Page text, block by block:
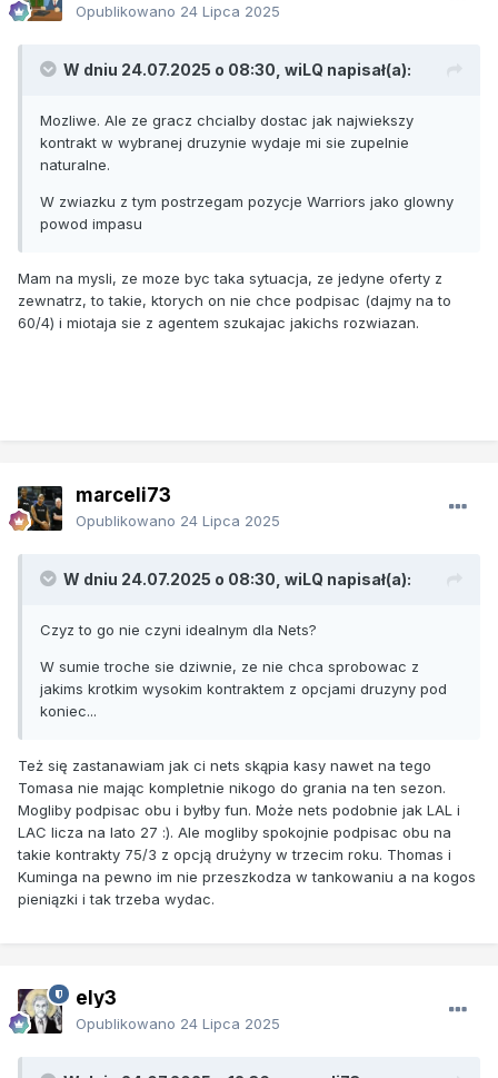
Opublikowano 24 Lipca 2025
W dniu 24.07.2025 o 08:30, wiLQ napisał(a):
Mozliwe. Ale ze gracz chcialby dostac jak najwiekszy
kontrakt w wybranej druzynie wydaje mi sie zupelnie
naturalne.
W zwiazku z tym postrzegam pozycje Warriors jako glowny
powod impasu
Mam na mysli, ze moze byc taka sytuacja, ze jedyne oferty z
zewnatrz, to takie, ktorych on nie chce podpisac (dajmy na to
60/4) i miotaja sie z agentem szukajac jakichs rozwiazan.
marceli73
Opublikowano 24 Lipca 2025
W dniu 24.07.2025 o 08:30, wiLQ napisał(a):
Czyz to go nie czyni idealnym dla Nets?
W sumie troche sie dziwnie, ze nie chca sprobowac z
jakims krotkim wysokim kontraktem z opcjami druzyny pod
koniec...
Też się zastanawiam jak ci nets skąpia kasy nawet na tego
Tomasa nie mając kompletnie nikogo do grania na ten sezon.
Mogliby podpisac obu i byłby fun. Może nets podobnie jak LAL i
LAC licza na lato 27 :). Ale mogliby spokojnie podpisac obu na
takie kontrakty 75/3 z opcją drużyny w trzecim roku. Thomas i
Kuminga na pewno im nie przeszkodza w tankowaniu a na kogos
pieniązki i tak trzeba wydac.
ely3
Opublikowano 24 Lipca 2025